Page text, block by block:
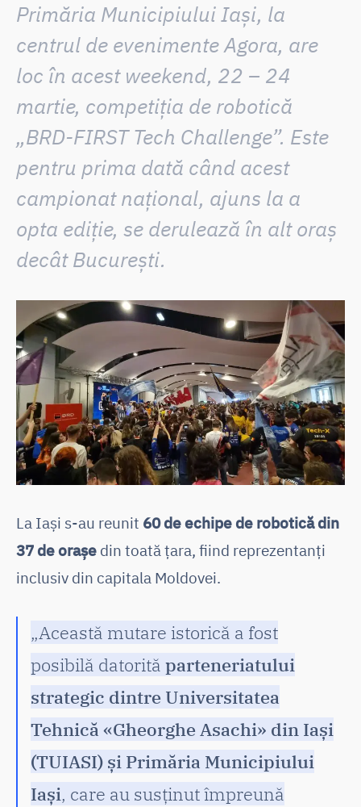
Primăria Municipiului Iași, la
centrul de evenimente Agora, are
loc în acest weekend, 22 – 24
martie, competiția de robotică
„BRD-FIRST Tech Challenge”. Este
pentru prima dată când acest
campionat național, ajuns la a
opta ediție, se derulează în alt oraș
decât București.
La Iași s-au reunit 60 de echipe de robotică din
37 de orașe din toată țara, fiind reprezentanți
inclusiv din capitala Moldovei.
„Această mutare istorică a fost
posibilă datorită parteneriatului
strategic dintre Universitatea
Tehnică «Gheorghe Asachi» din Iași
(TUIASI) și Primăria Municipiului
Iași, care au susținut împreună